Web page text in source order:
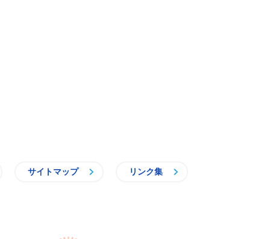
サイトマップ リンク集